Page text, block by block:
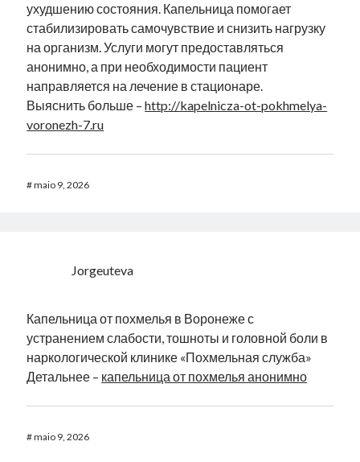
ухудшению состояния. Капельница помогает
стабилизировать самочувствие и снизить нагрузку
на организм. Услуги могут предоставляться
анонимно, а при необходимости пациент
направляется на лечение в стационаре.
Выяснить больше –http://kapelnicza-ot-pokhmelya-
voronezh-7.ru
#maio 9, 2026
Jorgeuteva
Капельница от похмелья в Воронеже с
устранением слабости, тошноты и головной боли в
наркологической клинике «Похмельная служба»
Детальнее – капельница от похмелья анонимно
#maio 9, 2026